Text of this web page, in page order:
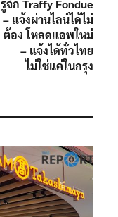
รู้จัก Traffy Fondue
– แจ้งผ่านไลน์ได้ไม่
ต้อง โหลดแอพใหม่
– แจ้งได้ทั่วไทย
ไม่ใช่แค่ในกรุง